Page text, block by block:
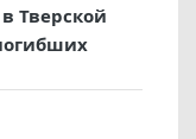
Тверской